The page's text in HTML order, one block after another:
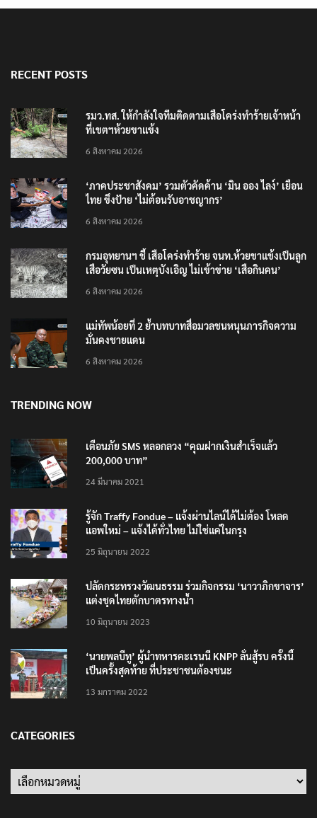
RECENT POSTS
รมว.ทส. ให้กำลังใจทีมติดตามเสือโคร่งทำร้ายเจ้าหน้า
ที่เขตฯห้วยขาแข้ง
6 สิงหาคม 2026
‘ภาคประชาสังคม’ รวมตัวคัดค้าน ‘มิน ออง ไลง์’ เยือน
ไทย ขึงป้าย ‘ไม่ต้อนรับอาชญากร’
6 สิงหาคม 2026
กรมอุทยานฯ ชี้ เสือโคร่งทำร้าย จนท.ห้วยขาแข้งเป็นลูก
เสือวัยซน เป็นเหตุบังเอิญ ไม่เข้าข่าย ‘เสือกินคน’
6 สิงหาคม 2026
แม่ทัพน้อยที่ 2 ย้ำบทบาทสื่อมวลชนหนุนภารกิจความ
มั่นคงชายแดน
6 สิงหาคม 2026
TRENDING NOW
เตือนภัย SMS หลอกลวง “คุณฝากเงินสำเร็จแล้ว
200,000 บาท”
24 มีนาคม 2021
รู้จัก Traffy Fondue – แจ้งผ่านไลน์ได้ไม่ต้อง โหลด
แอพใหม่ – แจ้งได้ทั่วไทย ไม่ใช่แค่ในกรุง
25 มิถุนายน 2022
ปลัดกระทรวงวัฒนธรรม ร่วมกิจกรรม ‘นาวาภิกขาจาร’
แต่งชุดไทยตักบาตรทางน้ำ
10 มิถุนายน 2023
‘นายพลบีทู’ ผู้นำทหารคะเรนนี KNPP ลั่นสู้รบ ครั้งนี้
เป็นครั้งสุดท้าย ที่ประชาชนต้องชนะ
13 มกราคม 2022
CATEGORIES
Categories